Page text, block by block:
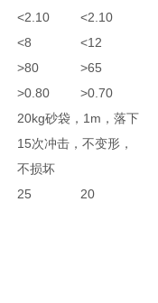
<2.10
<2.10
<8
<12
>80
>65
>0.80 >0.70
20kg砂袋，1m，落下
15次冲击，不变形，
不损坏
25
20